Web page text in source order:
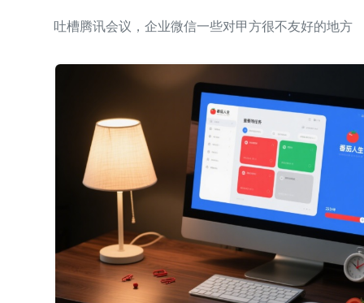
吐槽腾讯会议，企业微信一些对甲方很不友好的地方